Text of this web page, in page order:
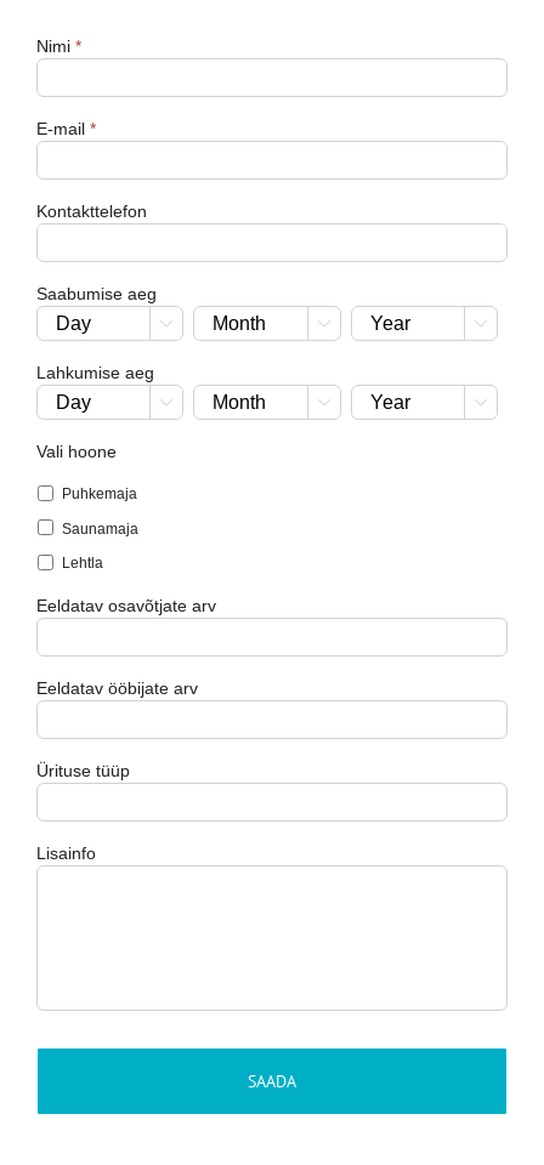
Nimi *
E-mail *
Kontakttelefon
Saabumise aeg
  
Lahkumise aeg
  
Vali hoone
Puhkemaja
Saunamaja
Lehtla
Eeldatav osavõtjate arv
Eeldatav ööbijate arv
Ürituse tüüp
Lisainfo